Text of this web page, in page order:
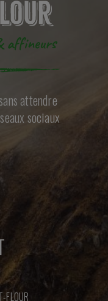
affineurs
attendre
sociaux
FLOUR